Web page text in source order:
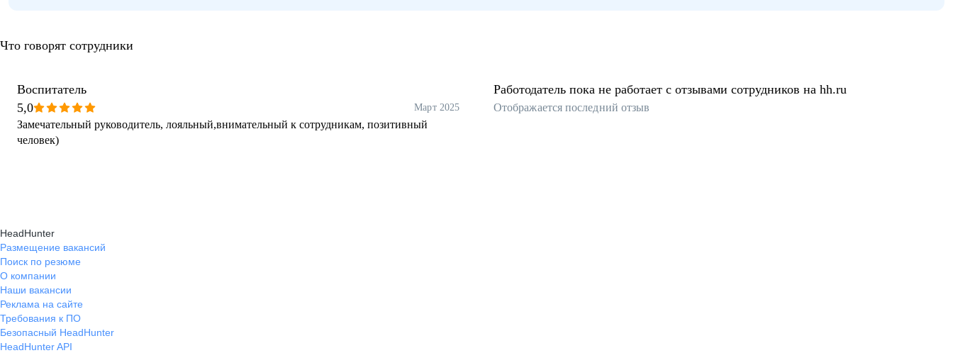
Что говорят сотрудники
Воспитатель
5,0
Март 2025
Замечательный руководитель, лояльный,внимательный к сотрудникам, позитивный
человек)
Работодатель пока не работает с отзывами сотрудников на hh.ru
Отображается последний отзыв
HeadHunter
Размещение вакансий
Поиск по резюме
О компании
Наши вакансии
Реклама на сайте
Требования к ПО
Безопасный HeadHunter
HeadHunter API